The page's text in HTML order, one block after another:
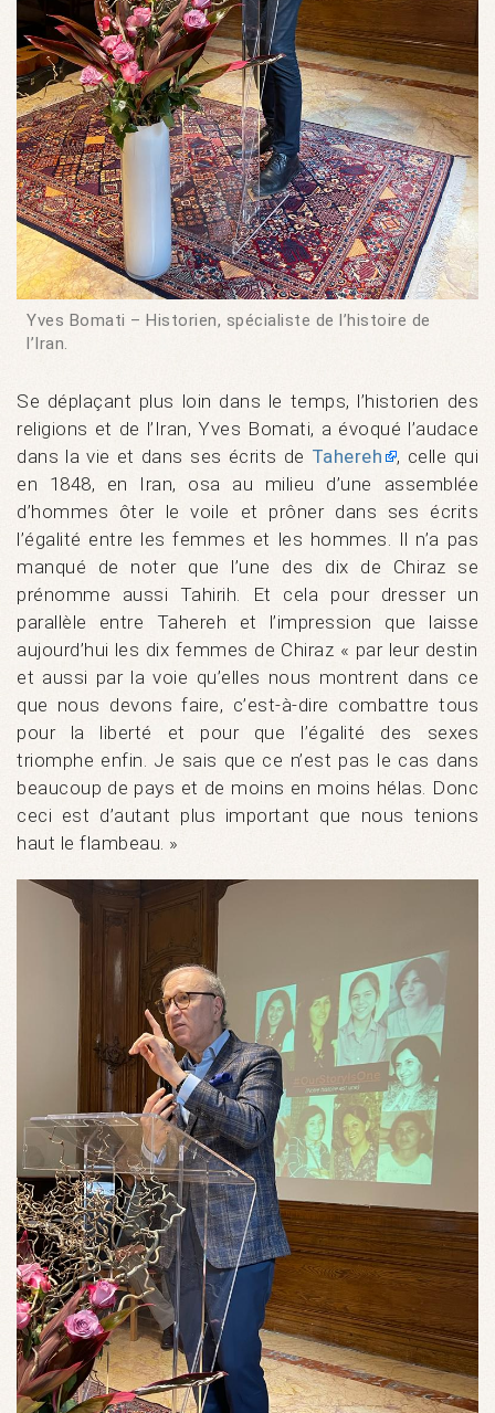
Yves Bomati – Historien, spécialiste de l’histoire de
l’Iran.
Se déplaçant plus loin dans le temps, l’historien des
religions et de l’Iran, Yves Bomati, a évoqué l’audace
dans la vie et dans ses écrits de Tahereh
, celle qui
en 1848, en Iran, osa au milieu d’une assemblée
d’hommes ôter le voile et prôner dans ses écrits
l’égalité entre les femmes et les hommes. Il n’a pas
manqué de noter que l’une des dix de Chiraz se
prénomme aussi Tahirih. Et cela pour dresser un
parallèle entre Tahereh et l’impression que laisse
aujourd’hui les dix femmes de Chiraz « par leur destin
et aussi par la voie qu’elles nous montrent dans ce
que nous devons faire, c’est-à-dire combattre tous
pour la liberté et pour que l’égalité des sexes
triomphe enfin. Je sais que ce n’est pas le cas dans
beaucoup de pays et de moins en moins hélas. Donc
ceci est d’autant plus important que nous tenions
haut le flambeau. »